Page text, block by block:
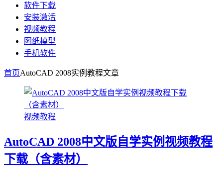
软件下载
安装激活
视频教程
图纸模型
手机软件
首页AutoCAD 2008实例教程文章
视频教程
AutoCAD 2008中文版自学实例视频教程
下载（含素材）